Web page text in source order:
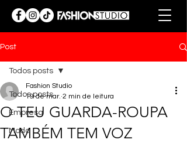
Post
Todos posts
Empresa
Moda
Todos posts
O TEU GUARDA-ROUPA
TAMBÉM TEM VOZ
Fashion Studio
19 de mar. 2 min de leitura